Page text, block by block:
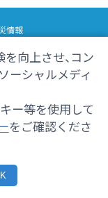
向上させ、コン
ーシャルメディ
ー等を使用して
をご確認くださ
情報
Co.,Ltd.